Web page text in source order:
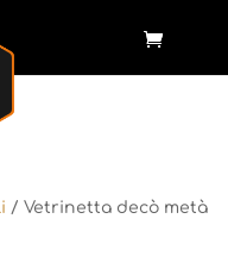
/ Vetrinetta decò metà
/ Vetrinetta decò metà